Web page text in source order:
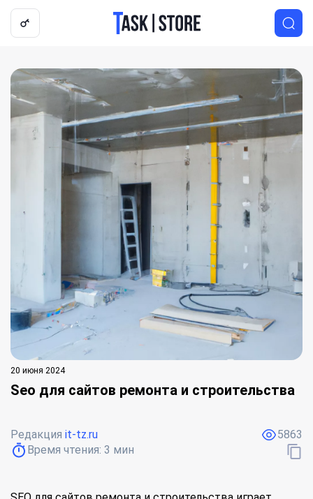
Логотип
20 июня 2024
Seo для сайтов ремонта и строительства
Редакция it-tz.ru
Время чтения: 3 мин
5863